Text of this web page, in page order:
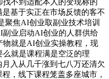
基于实正在市场反馈的客不
聚焦AI创业取副业技术培训
业启动AI创业的人群供给
就是AI创业实操教程，现
就是课程满是空泛的理
入从几千涨到七八万还清欠
，线下课程笼盖多座城市，